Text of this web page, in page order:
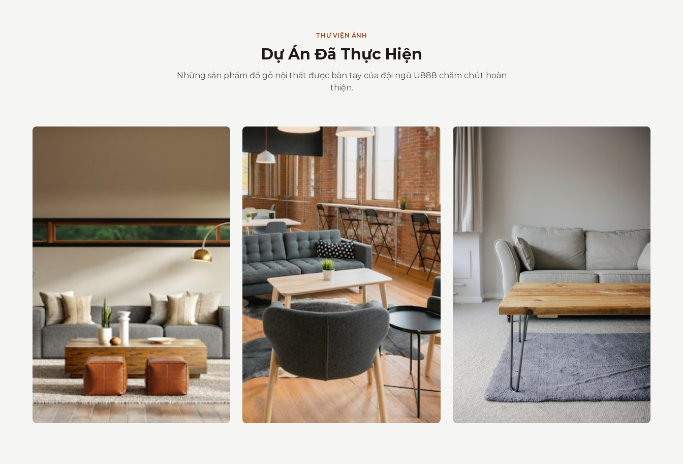
THƯ VIỆN ẢNH
Dự Án Đã Thực Hiện
Những sản phẩm đồ gỗ nội thất được bàn tay của đội ngũ U888 chăm chút hoàn
thiện.